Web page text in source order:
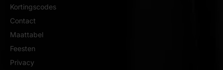
Kortingscodes
Contact
Maattabel
Feesten
Privacy